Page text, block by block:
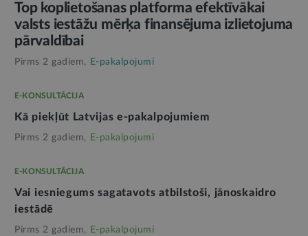
Top koplietošanas platforma efektīvākai
valsts iestāžu mērķa finansējuma izlietojuma
pārvaldībai
Pirms 2 gadiem, E-pakalpojumi
E-KONSULTĀCIJA
Kā piekļūt Latvijas e-pakalpojumiem
Pirms 2 gadiem, E-pakalpojumi
E-KONSULTĀCIJA
Vai iesniegums sagatavots atbilstoši, jānoskaidro
iestādē
Pirms 2 gadiem, E-pakalpojumi